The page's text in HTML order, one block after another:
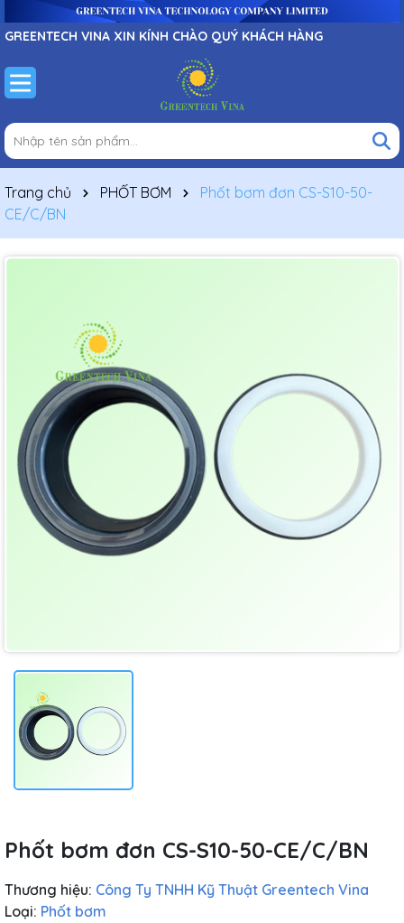
GREENTECH VINA XIN KÍNH CHÀO QUÝ KHÁCH HÀNG
Trang chủ PHỐT BƠM
Phốt bơm đơn CS-S10-50-
CE/C/BN
Phốt bơm đơn CS-S10-50-CE/C/BN
Thương hiệu: Công Ty TNHH Kỹ Thuật Greentech Vina
Loại: Phốt bơm